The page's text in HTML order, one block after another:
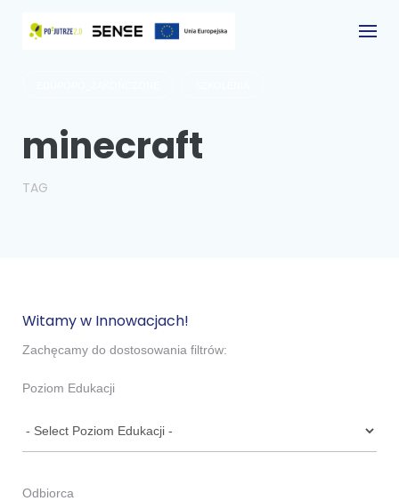
minecraft
TAG
Witamy w Innowacjach!
Zachęcamy do dostosowania filtrów:
Poziom Edukacji
Odbiorca